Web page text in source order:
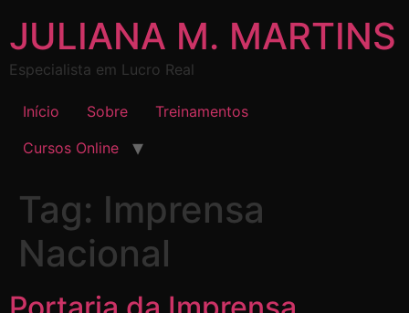
JULIANA M. MARTINS
Especialista em Lucro Real
Início Sobre
Treinamentos
Cursos Online
Tag: Imprensa
Nacional